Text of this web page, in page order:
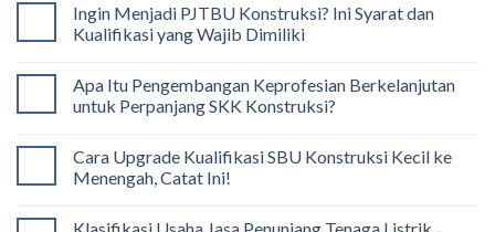
Ingin Menjadi PJTBU Konstruksi? Ini Syarat dan
Kualifikasi yang Wajib Dimiliki
Apa Itu Pengembangan Keprofesian Berkelanjutan
untuk Perpanjang SKK Konstruksi?
Cara Upgrade Kualifikasi SBU Konstruksi Kecil ke
Menengah, Catat Ini!